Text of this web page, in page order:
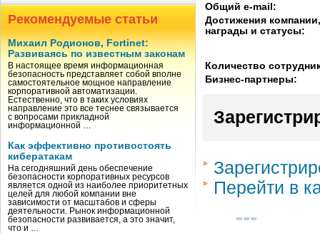
Рекомендуемые статьи
Михаил Родионов, Fortinet:
Развиваясь по известным законам
В настоящее время информационная
безопасность представляет собой вполне
самостоятельное мощное направление
корпоративной автоматизации.
Естественно, что в таких условиях
направление это все теснее связывается
с вопросами прикладной
информационной …
Как эффективно противостоять
кибератакам
На сегодняшний день обеспечение
безопасности корпоративных ресурсов
является одной из наиболее приоритетных
целей для любой компании вне
зависимости от масштабов и сферы
деятельности. Рынок информационной
безопасности развивается, а это значит,
что и …
Общий e-mail:
Достижения компании,
награды и статусы:
Количество
Бизнес-партнеры:
Перейти в